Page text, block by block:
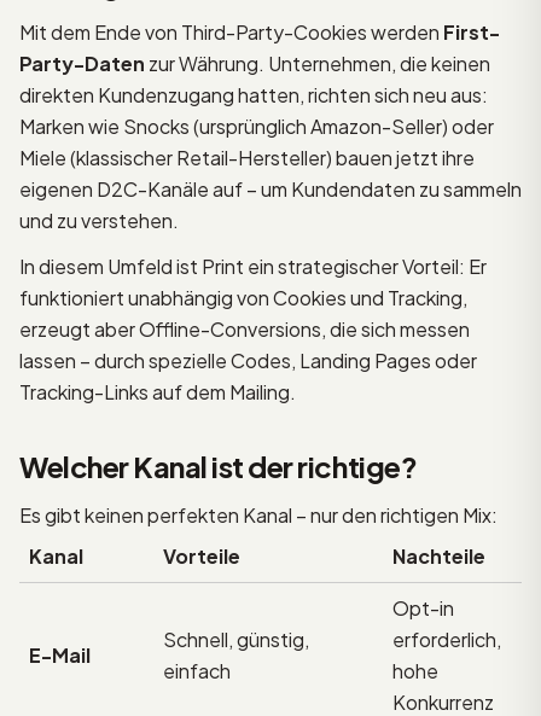
Mit dem Ende von Third-Party-Cookies werden First-
Party-Daten zur Währung. Unternehmen, die keinen
direkten Kundenzugang hatten, richten sich neu aus:
Marken wie Snocks (ursprünglich Amazon-Seller) oder
Miele (klassischer Retail-Hersteller) bauen jetzt ihre
eigenen D2C-Kanäle auf – um Kundendaten zu sammeln
und zu verstehen.
In diesem Umfeld ist Print ein strategischer Vorteil: Er
funktioniert unabhängig von Cookies und Tracking,
erzeugt aber Offline-Conversions, die sich messen
lassen – durch spezielle Codes, Landing Pages oder
Tracking-Links auf dem Mailing.
Welcher Kanal ist der richtige?
Es gibt keinen perfekten Kanal – nur den richtigen Mix:
Kanal
Vorteile Nachteile
E-Mail
Schnell, günstig,
einfach
Opt-in
erforderlich,
hohe
Konkurrenz